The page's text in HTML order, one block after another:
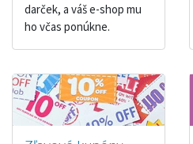
darček, a váš e-shop mu
ho včas ponúkne.